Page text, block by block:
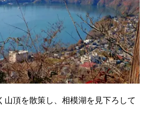
山頂を散策し、相模湖を見下ろして